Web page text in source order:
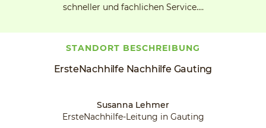
schneller und fachlichen Service.…
ErsteNachhilfe Nachhilfe Gauting
STANDORT BESCHREIBUNG
Susanna Lehmer
ErsteNachhilfe-Leitung in Gauting